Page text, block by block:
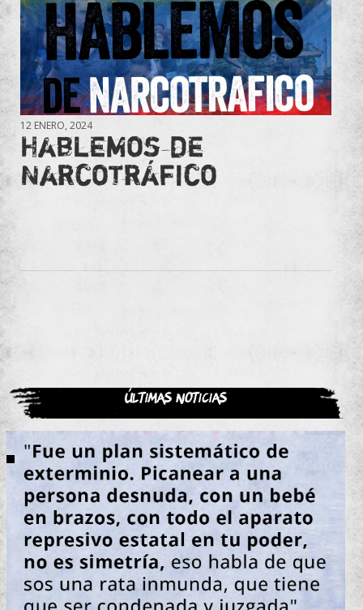
12 ENERO, 2024
Hablemos de
Narcotráfico
Últimas noticias